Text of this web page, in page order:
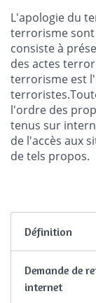
L'apologie du
terrorisme
consiste à
des actes
terrorisme est
l'ordre des
tenus sur
de l'accès aux
de tels propos.
Définition
Demande de
internet